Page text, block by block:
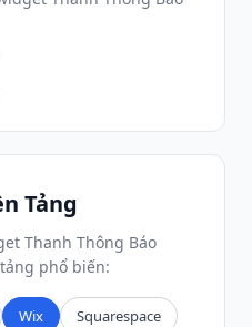
Tảng
Thanh Thông Báo
phổ biến:
Wix
Squarespace